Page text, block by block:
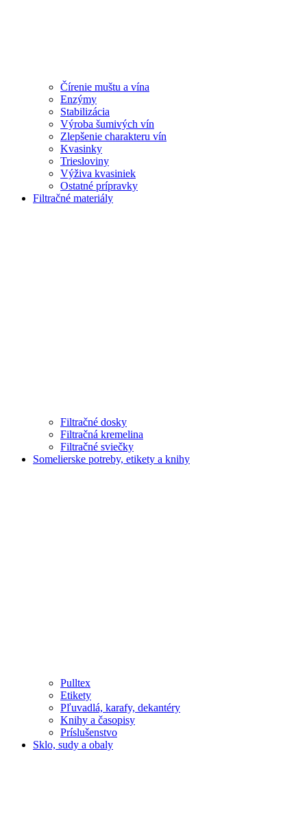
Čírenie muštu a vína
Enzýmy
Stabilizácia
Výroba šumivých vín
Zlepšenie charakteru vín
Kvasinky
Triesloviny
Výživa kvasiniek
Ostatné prípravky
Filtračné materiály
Filtračné dosky
Filtračná kremelina
Filtračné sviečky
Somelierske potreby, etikety a knihy
Pulltex
Etikety
Pľuvadlá, karafy, dekantéry
Knihy a časopisy
Príslušenstvo
Sklo, sudy a obaly